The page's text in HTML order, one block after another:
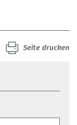
Seite drucken